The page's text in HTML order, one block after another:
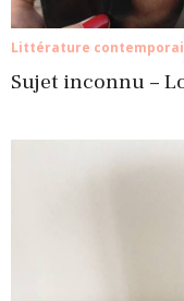
Littérature
Sujet inconnu –